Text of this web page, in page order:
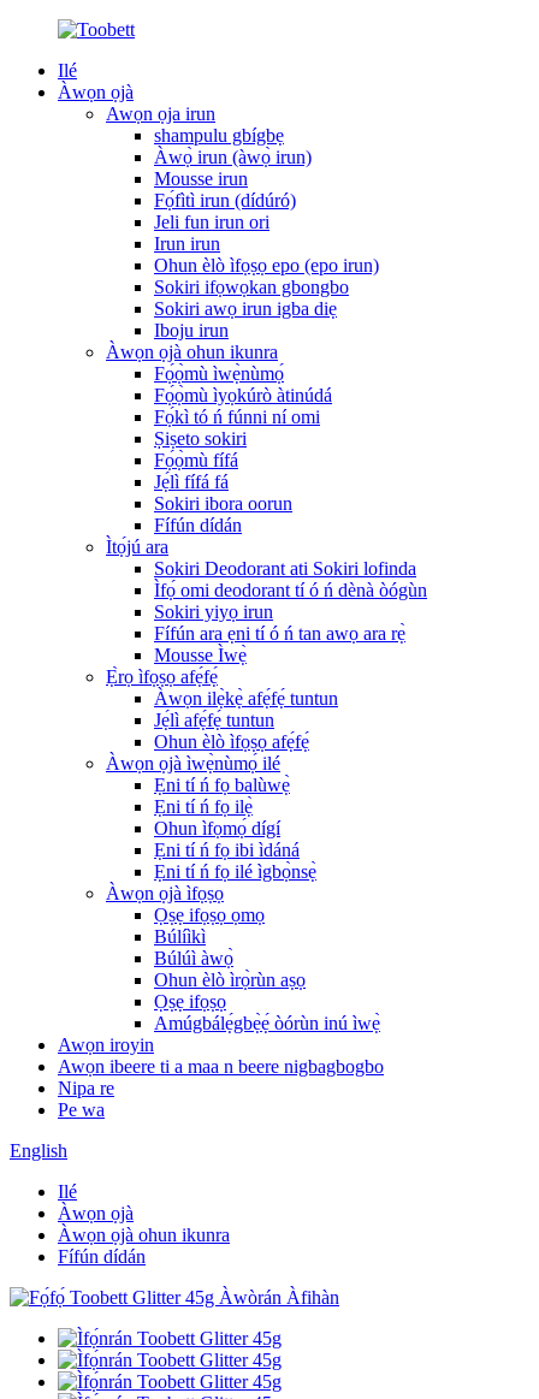
Ilé
Àwọn ọjà
Awọn ọja irun
shampulu gbígbẹ
Àwọ̀ irun (àwọ̀ irun)
Mousse irun
Fọ́fìtì irun (dídúró)
Jeli fun irun ori
Irun irun
Ohun èlò ìfọṣọ epo (epo irun)
Sokiri ifọwọkan gbongbo
Sokiri awọ irun igba diẹ
Iboju irun
Àwọn ọjà ohun ikunra
Fọ́ọ̀mù ìwẹ̀nùmọ́
Fọ́ọ̀mù ìyọkúrò àtinúdá
Fọ́kì tó ń fúnni ní omi
Ṣiṣeto sokiri
Fọ́ọ̀mù fífá
Jẹ́lì fífá fá
Sokiri ibora oorun
Fífún dídán
Ìtọ́jú ara
Sokiri Deodorant ati Sokiri lofinda
Ìfọ́ omi deodorant tí ó ń dènà òógùn
Sokiri yiyọ irun
Fífún ara ẹni tí ó ń tan awọ ara rẹ̀
Mousse Ìwẹ̀
Ẹ̀rọ ìfọṣọ afẹ́fẹ́
Àwọn ilẹ̀kẹ̀ afẹ́fẹ́ tuntun
Jẹ́lì afẹ́fẹ́ tuntun
Ohun èlò ìfọṣọ afẹ́fẹ́
Àwọn ọjà ìwẹ̀nùmọ́ ilé
Ẹni tí ń fọ balùwẹ̀
Ẹni tí ń fọ ilẹ̀
Ohun ìfọmọ́ dígí
Ẹni tí ń fọ ibi ìdáná
Ẹni tí ń fọ ilé ìgbọ̀nsẹ̀
Àwọn ọjà ìfọṣọ
Ọṣẹ ifọṣọ ọmọ
Búlíìkì
Búlúì àwọ̀
Ohun èlò ìrọ̀rùn aṣọ
Ọṣẹ ifọṣọ
Amúgbálẹ́gbẹ̀ẹ́ òórùn inú ìwẹ̀
Awọn iroyin
Awọn ibeere ti a maa n beere nigbagbogbo
Nipa re
Pe wa
English
Ilé
Àwọn ọjà
Àwọn ọjà ohun ikunra
Fífún dídán